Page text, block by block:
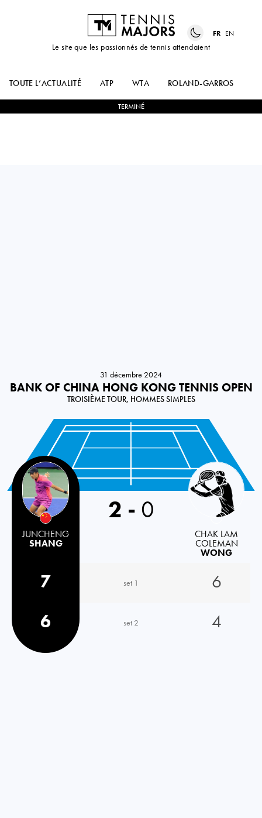
Le site que les passionnés de tennis attendaient
FR EN
TOUTE L’ACTUALITÉ ATP WTA ROLAND-GARROS
TERMINÉ
31 décembre 2024
BANK OF CHINA HONG KONG TENNIS OPEN
TROISIÈME TOUR, HOMMES SIMPLES
China PR
JUNCHENG
SHANG
2 - 0
CHAK LAM
COLEMAN
WONG
7 set 1
6
6
set 2 4